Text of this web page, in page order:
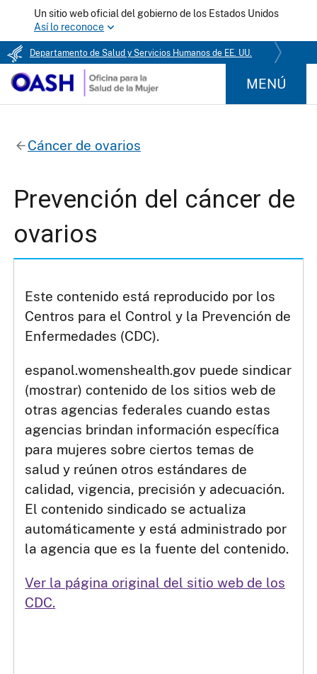
Un sitio web oficial del gobierno de los Estados Unidos
Así lo reconoce
Departamento de Salud y Servicios Humanos de EE. UU.
MENÚ
Cáncer de ovarios
Prevención del cáncer de
ovarios
Este contenido está reproducido por los
Centros para el Control y la Prevención de
Enfermedades (CDC).
espanol.womenshealth.gov puede sindicar
(mostrar) contenido de los sitios web de
otras agencias federales cuando estas
agencias brindan información específica
para mujeres sobre ciertos temas de
salud y reúnen otros estándares de
calidad, vigencia, precisión y adecuación.
El contenido sindicado se actualiza
automáticamente y está administrado por
la agencia que es la fuente del contenido.
Ver la página original del sitio web de los
CDC.